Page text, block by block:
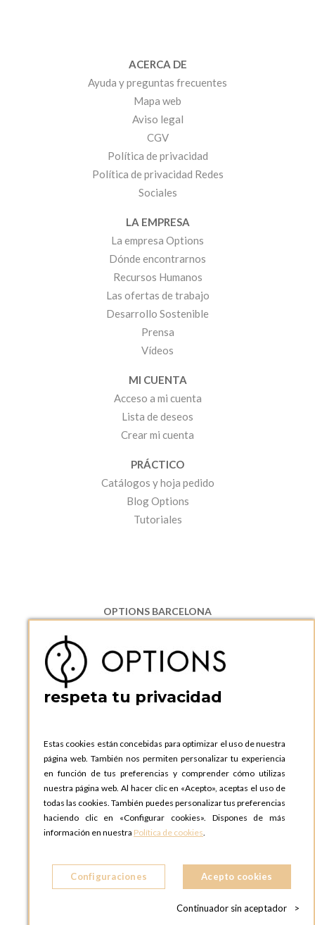
ACERCA DE
Ayuda y preguntas frecuentes
Mapa web
Aviso legal
CGV
Política de privacidad
Política de privacidad Redes
Sociales
LA EMPRESA
La empresa Options
Dónde encontrarnos
Recursos Humanos
Las ofertas de trabajo
Desarrollo Sostenible
Prensa
Vídeos
MI CUENTA
Acceso a mi cuenta
Lista de deseos
Crear mi cuenta
PRÁCTICO
Catálogos y hoja pedido
Blog Options
Tutoriales
OPTIONS BARCELONA
08130 Santa Perpetua de Moguda, Barcelona
ESPAñA
Teléfono:
+34 935 724 041
OPTIONS BARCELONA SHOWROOM
ESPAñA
Teléfono:+34 935 724 041
OPTIONS MADRID
C. Lucio Emilio Cándido, 6,
28803 Alcalá de Henares, Madrid
ESPAñA
OPTIONS MADRID SHOWROOM
28004 MADRID
respeta tu privacidad
Estas cookies están concebidas para optimizar el uso de nuestra
página web. También nos permiten personalizar tu experiencia
en función de tus preferencias y comprender cómo utilizas
nuestra página web. Al hacer clic en «Acepto», aceptas el uso de
todas las cookies. También puedes personalizar tus preferencias
haciendo clic en «Configurar cookies». Dispones de más
información en nuestra Política de cookies.
Configuraciones Acepto cookies
Continuador sin aceptador >